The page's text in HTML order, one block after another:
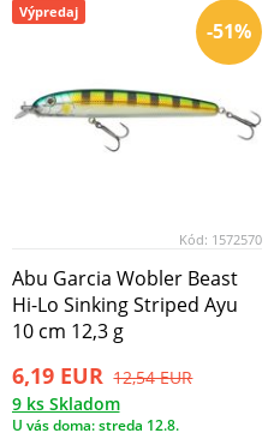
-51%
Výpredaj
Kód: 1572570
Abu Garcia Wobler Beast
Hi-Lo Sinking Striped Ayu
10 cm 12,3 g
6,19 EUR 12,54 EUR
9 ks Skladom
U vás doma: streda 12.8.